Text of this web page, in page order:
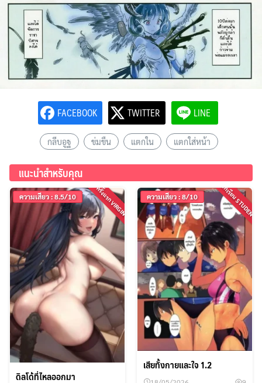
FACEBOOK TWITTER LINE
กลีบอูฐ ข่มขืน แตกใน แตกใส่หน้า
แนะนำสำหรับคุณ
ครั้งแรก VIRGIN
ความเสียว : 8.5/10
ดิลโด้ที่ไหลออกมา
นักเรียน STUDENT
ความเสียว : 8/10
เสียทั้งกายและใจ 1.2